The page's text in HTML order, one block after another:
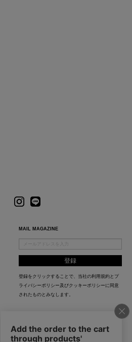
MAIL MAGAZINE
登録をクリックすることで、当社の利用規約と プ
ライバシーポリシー及びクッキーポリシー に同意
されたものとみなします。
AZUL APP